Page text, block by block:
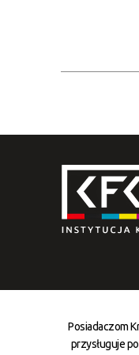
Posiadaczom
przysługuje